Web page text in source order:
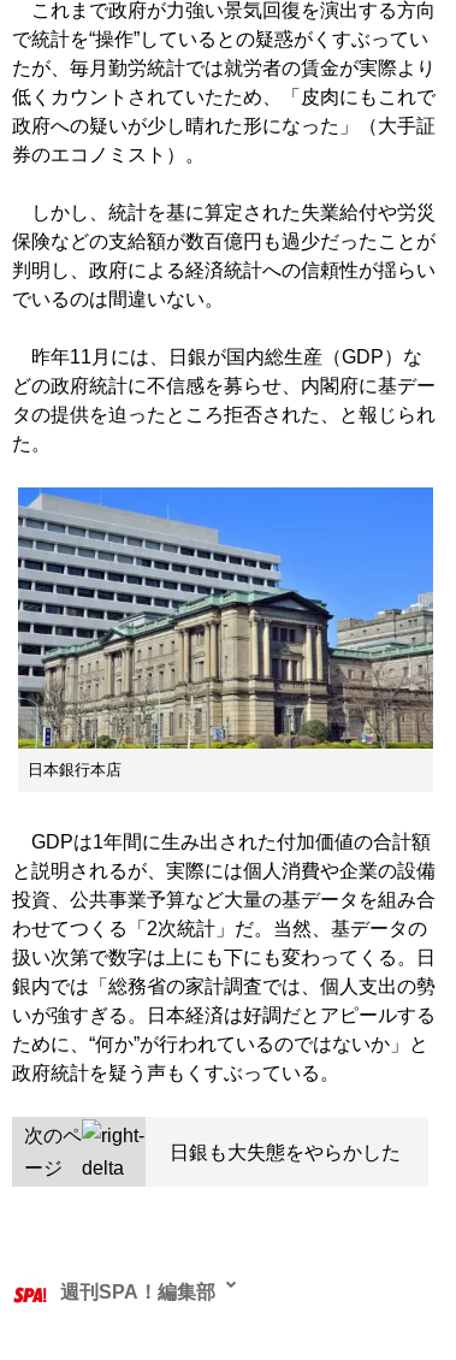
これまで政府が力強い景気回復を演出する方向
で統計を“操作”しているとの疑惑がくすぶってい
たが、毎月勤労統計では就労者の賃金が実際より
低くカウントされていたため、「皮肉にもこれで
政府への疑いが少し晴れた形になった」（大手証
券のエコノミスト）。
しかし、統計を基に算定された失業給付や労災
保険などの支給額が数百億円も過少だったことが
判明し、政府による経済統計への信頼性が揺らい
でいるのは間違いない。
昨年11月には、日銀が国内総生産（GDP）な
どの政府統計に不信感を募らせ、内閣府に基デー
タの提供を迫ったところ拒否された、と報じられ
た。
日本銀行本店
GDPは1年間に生み出された付加価値の合計額
と説明されるが、実際には個人消費や企業の設備
投資、公共事業予算など大量の基データを組み合
わせてつくる「2次統計」だ。当然、基データの
扱い次第で数字は上にも下にも変わってくる。日
銀内では「総務省の家計調査では、個人支出の勢
いが強すぎる。日本経済は好調だとアピールする
ために、“何か”が行われているのではないか」と
政府統計を疑う声もくすぶっている。
次のペ
ージ
日銀も大失態をやらかした
週刊SPA！編集部